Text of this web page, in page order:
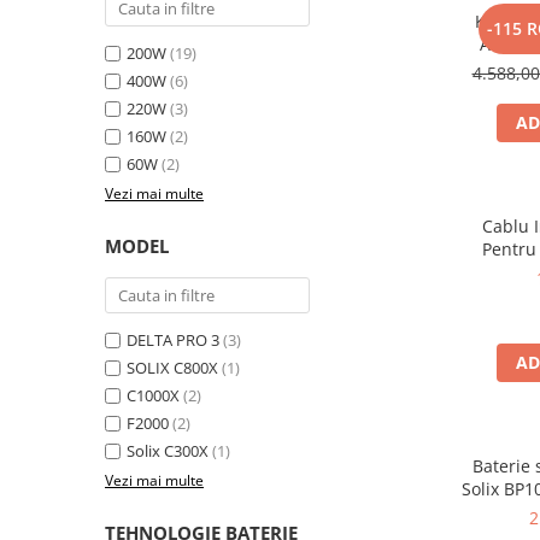
Toate panourile portabile
Frigidere Portabile
Componente Fotovoltaice
Incarcatoare solare
Incarcatoare solare MPPT
Incarcatoare solare PWM
Interfete si cabluri
Cabluri panouri fotovoltaice
Cabluri pentru echipamente
200W(19)
400W(6)
220W(3)
160W(2)
60W(2)
Vezi mai multe
MODEL
DELTA PRO 3(3)
SOLIX C800X(1)
C1000X(2)
F2000(2)
Solix C300X(1)
Vezi mai multe
TEHNOLOGIE BATERIE
-115
Kit
Anker
2000W
Cablu
Baterie
Solix